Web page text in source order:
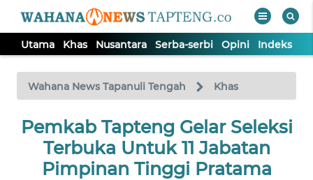
Utama Khas Nusantara Serba-serbi Opini Indeks
Wahana News Tapanuli Tengah Khas
Pemkab Tapteng Gelar Seleksi
Terbuka Untuk 11 Jabatan
Pimpinan Tinggi Pratama
TV
Tutup
UTAMA
KHAS